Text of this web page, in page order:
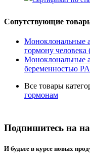
Сопутствующие
Моноклональные
гормону
Моноклональные
беременностью
Все товары
гормонам
Подпишитесь на
И будьте в курсе новых